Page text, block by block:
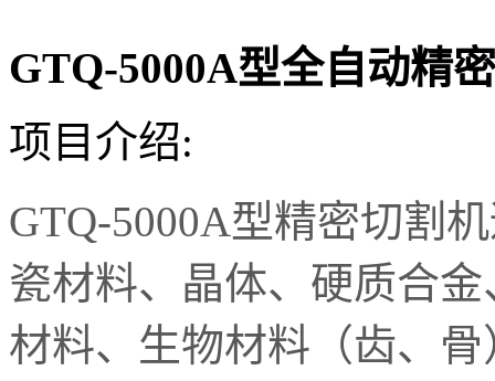
​GTQ-5000A型全自动精
项目介绍:
GTQ-5000A型精密切割
瓷材料、晶体、硬质合
材料、生物材料（齿、